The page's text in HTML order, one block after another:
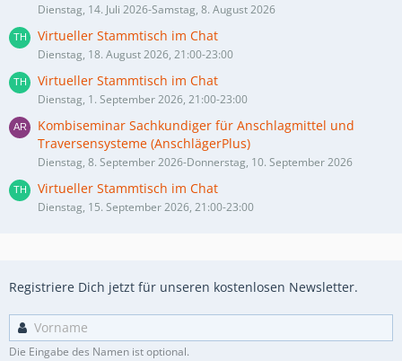
Dienstag, 14. Juli 2026-Samstag, 8. August 2026
Virtueller Stammtisch im Chat
Dienstag, 18. August 2026, 21:00-23:00
Virtueller Stammtisch im Chat
Dienstag, 1. September 2026, 21:00-23:00
Kombiseminar Sachkundiger für Anschlagmittel und
Traversensysteme (AnschlägerPlus)
Dienstag, 8. September 2026-Donnerstag, 10. September 2026
Virtueller Stammtisch im Chat
Dienstag, 15. September 2026, 21:00-23:00
Registriere Dich jetzt für unseren kostenlosen Newsletter.
Die Eingabe des Namen ist optional.